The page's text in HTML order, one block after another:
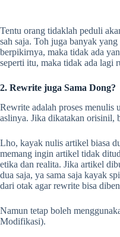
Tentu orang tidaklah peduli
sah saja. Toh juga banyak
berpikirnya, maka tidak ada
seperti itu, maka tidak ada lagi
2. Rewrite juga Sama Dong?
Rewrite adalah proses menulis
aslinya. Jika dikatakan orisinil,
Lho, kayak nulis artikel biasa
memang ingin artikel tidak
etika dan realita. Jika artikel
dua saja, ya sama saja kayak
dari otak agar rewrite bisa
Namun tetap boleh
Modifikasi).